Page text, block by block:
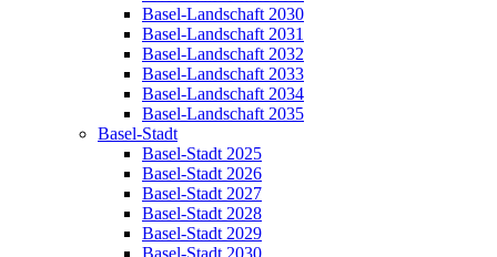
Basel-Landschaft 2030
Basel-Landschaft 2031
Basel-Landschaft 2032
Basel-Landschaft 2033
Basel-Landschaft 2034
Basel-Landschaft 2035
Basel-Stadt
Basel-Stadt 2025
Basel-Stadt 2026
Basel-Stadt 2027
Basel-Stadt 2028
Basel-Stadt 2029
Basel-Stadt 2030